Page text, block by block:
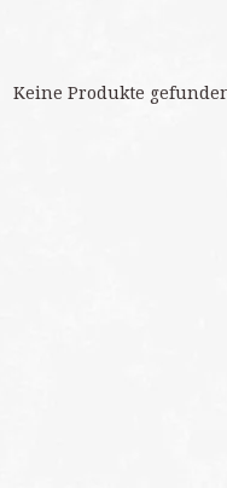
Keine Produkte